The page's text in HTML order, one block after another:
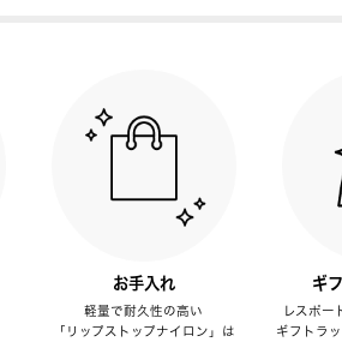
お手入れ
軽量で耐久性の高い
「リップストップナイロン」は
ギ
レスポー
ギフトラ